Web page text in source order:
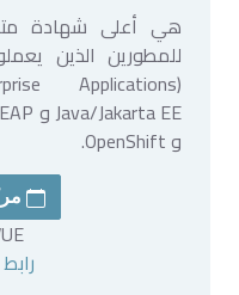
للمطورين الذين
و OpenShift.